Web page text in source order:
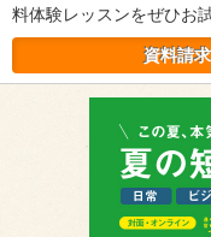
料体験レッスンをぜひお
資料請